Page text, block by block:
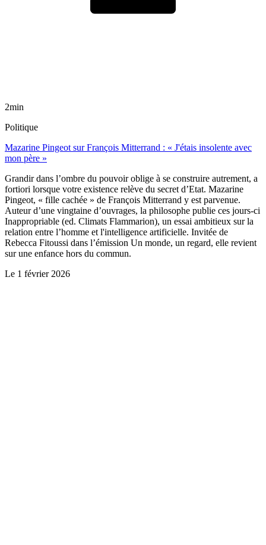
2min
Politique
Mazarine Pingeot sur François Mitterrand : « J'étais insolente avec
mon père »
Grandir dans l’ombre du pouvoir oblige à se construire autrement, a
fortiori lorsque votre existence relève du secret d’Etat. Mazarine
Pingeot, « fille cachée » de François Mitterrand y est parvenue.
Auteur d’une vingtaine d’ouvrages, la philosophe publie ces jours-ci
Inappropriable (ed. Climats Flammarion), un essai ambitieux sur la
relation entre l’homme et l'intelligence artificielle. Invitée de
Rebecca Fitoussi dans l’émission Un monde, un regard, elle revient
sur une enfance hors du commun.
Le 1 février 2026